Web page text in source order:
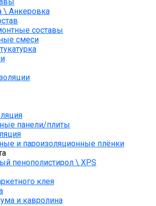
\ Анкеровка
составы
смеси
панели/плиты
и пароизоляционные плёнки
пенополистирол \ XPS
клея
и кавролина